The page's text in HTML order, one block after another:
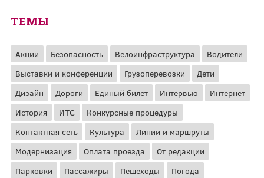
ТЕМЫ
Акции Безопасность Велоинфраструктура
Водители
Выставки и конференции
Грузоперевозки
Дети
Дизайн
Дороги Единый билет Интервью
Интернет
История
ИТС
Конкурсные процедуры
Контактная сеть
Культура
Линии и маршруты
Модернизация
Оплата проезда
От редакции
Парковки
Пассажиры Пешеходы Погода